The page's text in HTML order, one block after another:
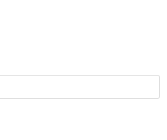
mục thủ tục hành chính mới ban
hành chính đặc thù mới ban hành